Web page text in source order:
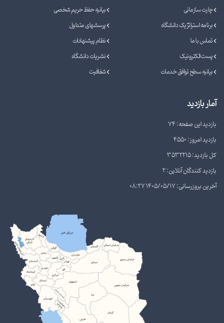
چارت سازمانی
بیانیه حفظ حریم شخصی
برنامه استراتژیک دانشگاه
پرسشهای متداول
تماس با ما
نظام پیشنهادات
پست الکترونیک
نشریات دانشگاه
بیانیه سطح توافق خدمات
شفافیت
آمار بازدید
بازدید این صفحه: 74
بازدید امروز: 4550
کل بازدید: 3532215
بازدید کنندگان آنلاین: 2
آخرین بروزرسانی: 1405/05/17 08:27